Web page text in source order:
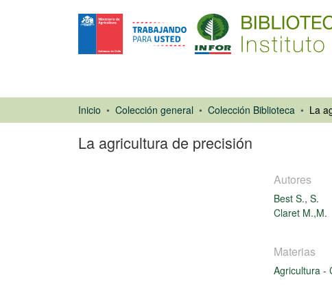
Inicio Colección general Colección Biblioteca La
La agricultura de precisión
Autores
Best S., S.
Claret M.,M.
Materias
Agricultura -